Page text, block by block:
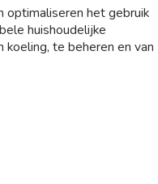
optimaliseren het gebruik
huishoudelijke
koeling, te beheren en van